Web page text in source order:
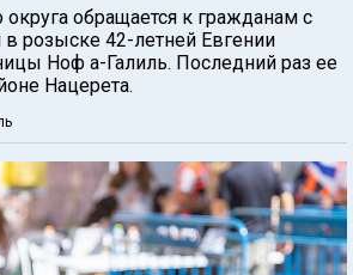
обращается к гражданам с
розыске 42-летней Евгении
Ноф а-Галиль. Последний раз ее
Нацерета.